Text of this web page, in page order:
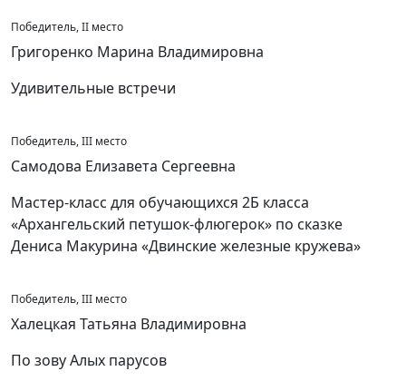
Победитель, II место
Григоренко Марина Владимировна
Удивительные встречи
Победитель, III место
Самодова Елизавета Сергеевна
Мастер-класс для обучающихся 2Б класса
«Архангельский петушок-флюгерок» по сказке
Дениса Макурина «Двинские железные кружева»
Победитель, III место
Халецкая Татьяна Владимировна
По зову Алых парусов